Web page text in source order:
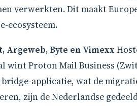
verwerkten. Dit maakt
ecosysteem.
Argeweb, Byte en Vimexx
Proton Mail Business
applicatie, wat de
zijn de Nederlandse